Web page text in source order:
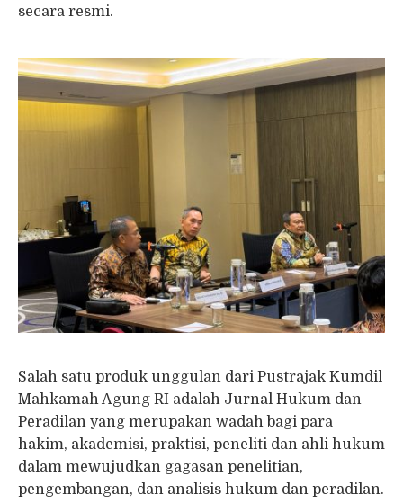
secara resmi.
Salah satu produk unggulan dari Pustrajak Kumdil
Mahkamah Agung RI adalah Jurnal Hukum dan
Peradilan yang merupakan wadah bagi para
hakim, akademisi, praktisi, peneliti dan ahli hukum
dalam mewujudkan gagasan penelitian,
pengembangan, dan analisis hukum dan peradilan.